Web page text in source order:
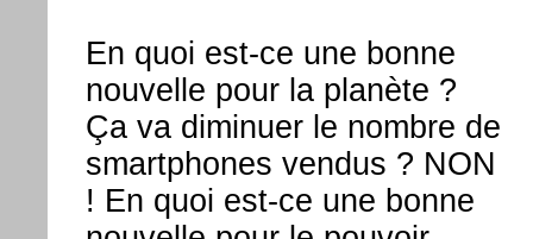
En quoi est-ce une bonne
nouvelle pour la planète ?
Ça va diminuer le nombre de
smartphones vendus ? NON
! En quoi est-ce une bonne